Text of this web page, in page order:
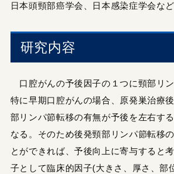
日本頭頸部癌学会、日本感染症学会など
研究内容
口腔がんの予後因子の１つに頸部リン
特に早期口腔がんの場合、原発巣治療
部リンパ節転移の有無が予後を左右す
なる。そのため後発頸部リンパ節転移
とができれば、予後向上に寄与すると
子として臨床的因子(大きさ、厚さ、部